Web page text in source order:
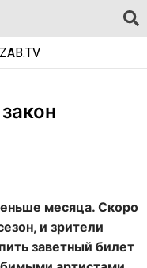
ZAB.TV
месяца. Скоро
и зрители
заветный билет